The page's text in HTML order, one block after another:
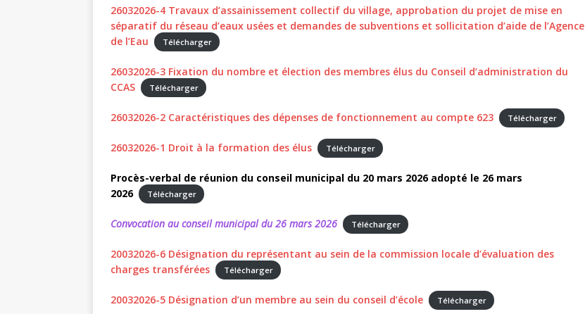
26032026-4 Travaux d’assainissement collectif du village, approbation du projet de mise en
séparatif du réseau d’eaux usées et demandes de subventions et sollicitation d’aide de l’Agence
de l’Eau
Télécharger
26032026-3 Fixation du nombre et élection des membres élus du Conseil d’administration du
CCAS
Télécharger
26032026-2 Caractéristiques des dépenses de fonctionnement au compte 623 Télécharger
26032026-1 Droit à la formation des élus Télécharger
Procès-verbal de réunion du conseil municipal du 20 mars 2026 adopté le 26 mars
2026
Télécharger
Convocation au conseil municipal du 26 mars 2026 Télécharger
20032026-6 Désignation du représentant au sein de la commission locale d’évaluation des
charges transférées
Télécharger
20032026-5 Désignation d’un membre au sein du conseil d’école Télécharger